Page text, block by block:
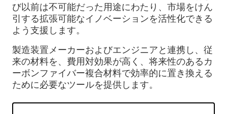
び以前は不可能だった用途にわたり、市場をけん
引する拡張可能なイノベーションを活性化できる
よう支援します。
製造装置メーカーおよびエンジニアと連携し、従
来の材料を、費用対効果が高く、将来性のあるカ
ーボンファイバー複合材料で効率的に置き換える
ために必要なツールを提供します。